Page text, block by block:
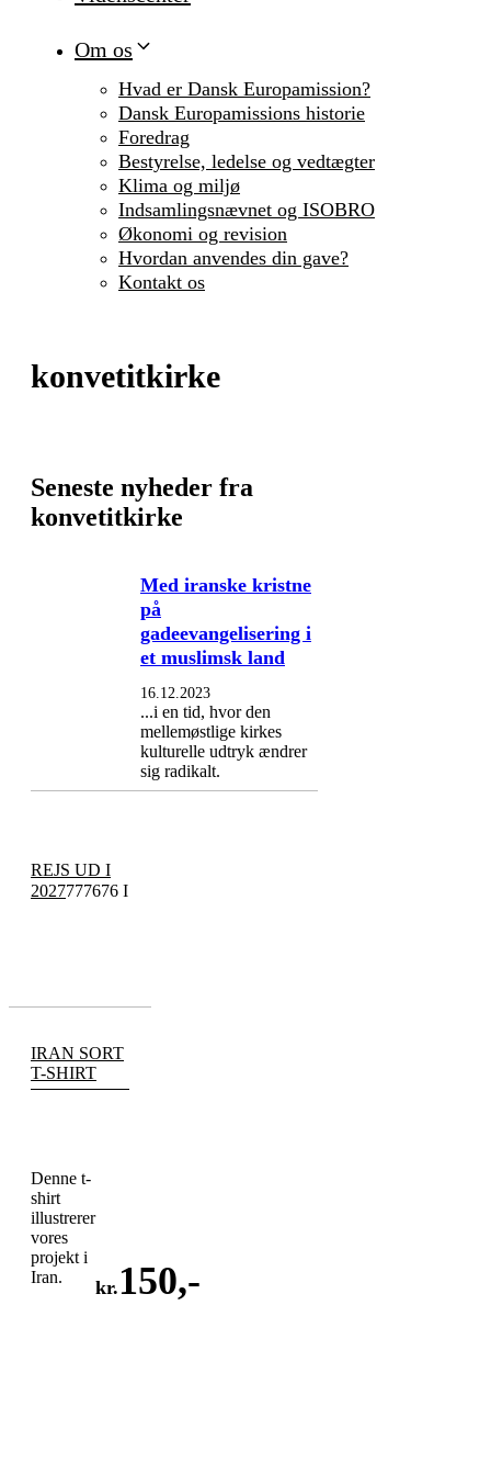
Om os
Hvad er Dansk Europamission?
Dansk Europamissions historie
Foredrag
Bestyrelse, ledelse og vedtægter
Klima og miljø
Indsamlingsnævnet og ISOBRO
Økonomi og revision
Hvordan anvendes din gave?
Kontakt os
konvetitkirke
Seneste nyheder fra
konvetitkirke
Med iranske kristne
på
gadeevangelisering i
et muslimsk land
16.12.2023
...i en tid, hvor den
mellemøstlige kirkes
kulturelle udtryk ændrer
sig radikalt.
REJS UD I
2027777676 I
IRAN SORT
T-SHIRT
Denne t-
shirt
illustrerer
vores
projekt i
Iran.
kr. 150,-